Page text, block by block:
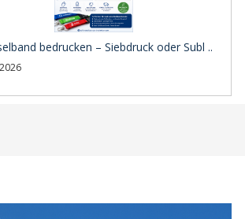
bedrucken – Siebdruck oder Subl ..